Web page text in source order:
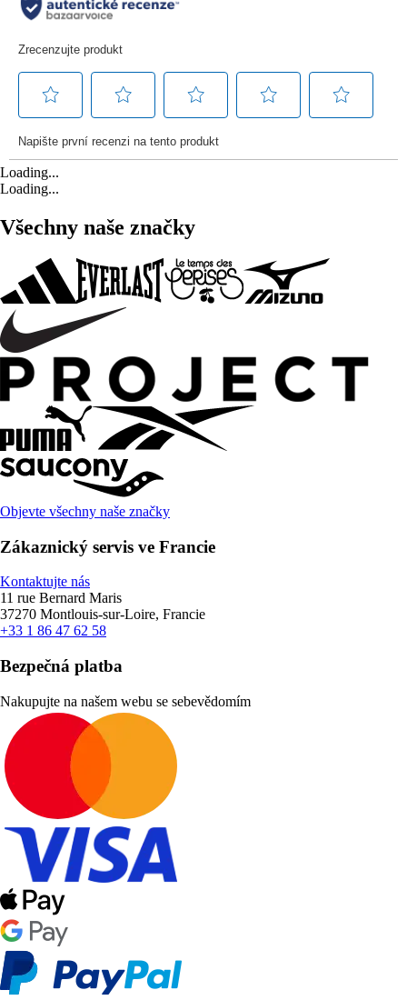
Loading...
Loading...
Všechny naše značky
Objevte všechny naše značky
Zákaznický servis ve Francie
Kontaktujte nás
11 rue Bernard Maris
37270 Montlouis-sur-Loire, Francie
+33 1 86 47 62 58
Bezpečná platba
Nakupujte na našem webu se sebevědomím